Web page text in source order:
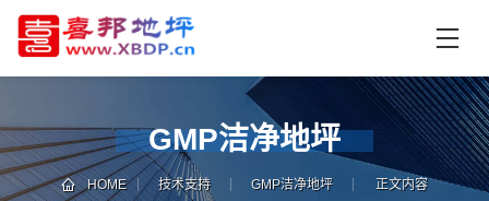
页
中
心
技
术
GMP洁净地坪
HOME 技术支持 GMP洁净地坪 正文内容